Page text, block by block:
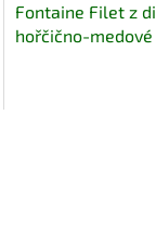
Fontaine Filet z
hořčično-